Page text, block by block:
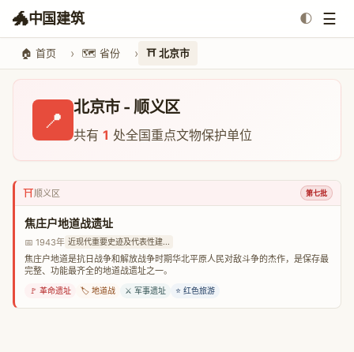
🐲中国建筑 🌓 ☰
🏠 首页 🗺️ 省份 ⛩️ 北京市
📍
北京市 - 顺义区
共有 1 处全国重点文物保护单位
⛩️顺义区 第七批
焦庄户地道战遗址
📅 1943年 近现代重要史迹及代表性建...
焦庄户地道是抗日战争和解放战争时期华北平原人民对敌斗争的杰作，是保存最
完整、功能最齐全的地道战遗址之一。
🚩 革命遗址 🏷️ 地道战 ⚔️ 军事遗址 ⭐ 红色旅游